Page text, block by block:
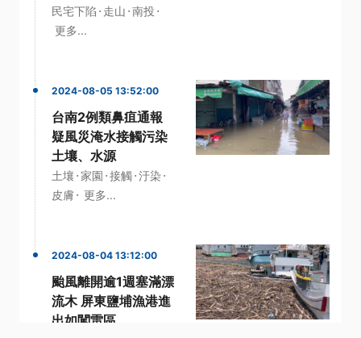
民宅下陷 · 走山 ·南投 ·
更多...
2024-08-05 13:52:00
台南2例類鼻疽通報
疑風災淹水接觸污染
土壤、水源
土壤 ·家園 ·接觸·汙染 ·
皮膚 · 更多...
2024-08-04 13:12:00
颱風離開逾1週塞滿漂
流木 屏東鹽埔漁港進
出如闖雷區